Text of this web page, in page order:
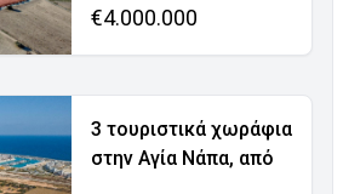
€4.000.000
3 τουριστικά χωράφια
στην Αγία Νάπα, από